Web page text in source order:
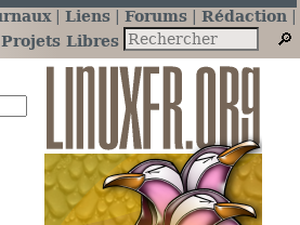
Liens Forums
Rédaction
Libres